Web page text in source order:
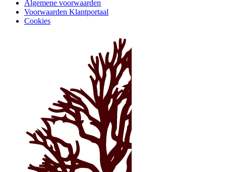
Algemene voorwaarden
Voorwaarden Klantportaal
Cookies